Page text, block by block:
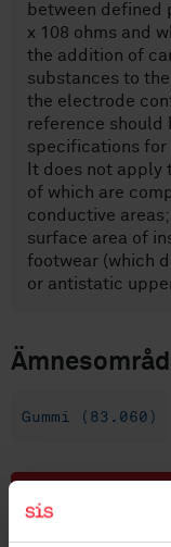
between defined
x 108 ohms and
the addition of
substances to
the electrode
reference should
specifications
It does not apply
of which are
conductive
surface area of
footwear (which
or antistatic
Gummi (83.060)
Köp denna